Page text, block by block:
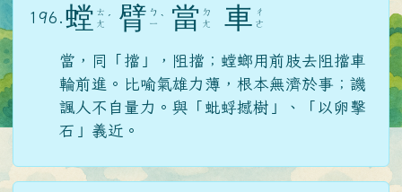
196. 螳 ㄊ
ㄤ ˊ 臂 ㄅ
ㄧ ˋ 當 ㄉ
ㄤ
車 ㄔ
ㄜ
當，同「擋」，阻擋；螳螂用前肢去阻擋車
輪前進。比喻氣雄力薄，根本無濟於事；譏
諷人不自量力。與「蚍蜉撼樹」、「以卵擊
石」義近。